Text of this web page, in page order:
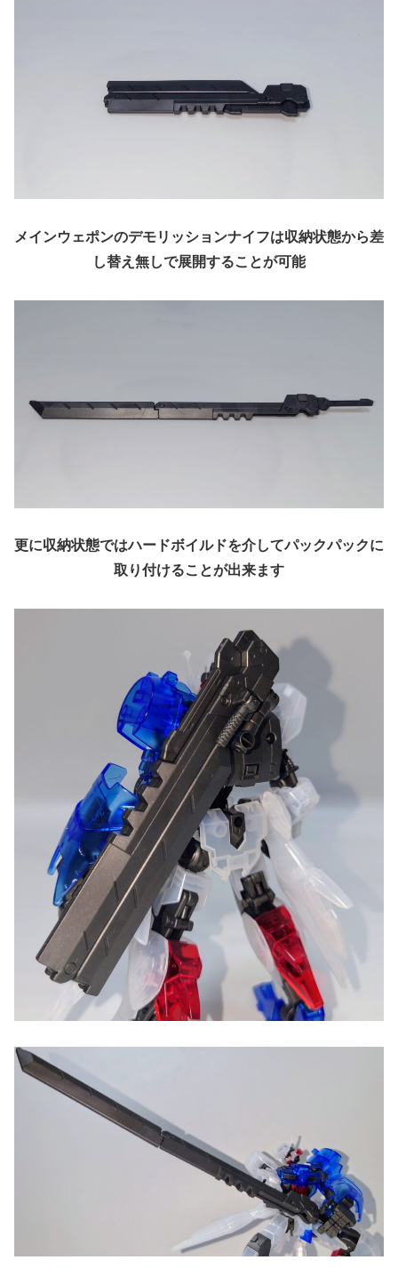
メインウェポンのデモリッションナイフは収納状態から差
し替え無しで展開することが可能
更に収納状態ではハードボイルドを介してパックパックに
取り付けることが出来ます